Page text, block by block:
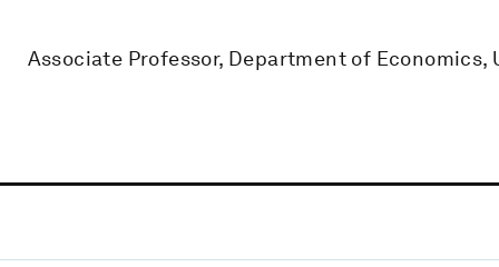
Associate Professor, Department of Economics,